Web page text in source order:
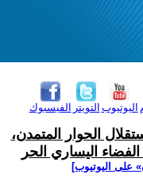
الفيسبوك التويتر اليوتيوب
الحوار المتمدن،
اليساري الحر
على اليوتيوب]